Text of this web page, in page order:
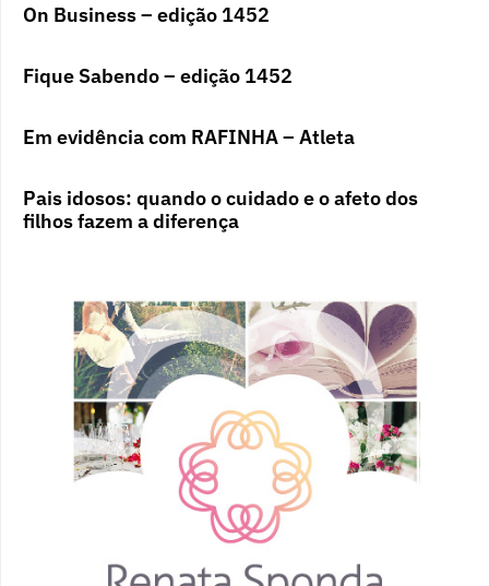
On Business – edição 1452
Fique Sabendo – edição 1452
Em evidência com RAFINHA – Atleta
Pais idosos: quando o cuidado e o afeto dos
filhos fazem a diferença